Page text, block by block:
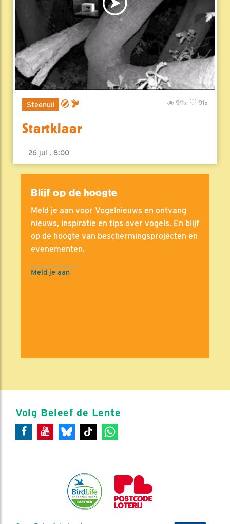
Steenuil 91x
911x
Startklaar
26 jul , 8:00
Blijf op de hoogte
Meld je aan voor Vogelnieuws en ontvang
nieuws, inspiratie en tips over vogels. En blijf
op de hoogte van beschermingsprojecten en
evenementen.
Meld je aan
Volg Beleef de Lente